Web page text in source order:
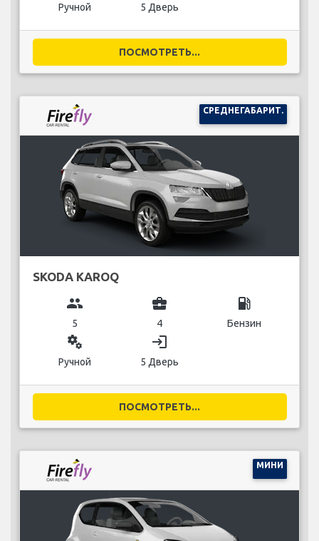
Ручной 5 Дверь
ПОСМОТРЕТЬ...
СРЕДНЕГАБАРИТ.
SKODA KAROQ
group
5
business_center
4
local_gas_station
Бензин
miscellaneous_services
Ручной
login
5 Дверь
ПОСМОТРЕТЬ...
МИНИ